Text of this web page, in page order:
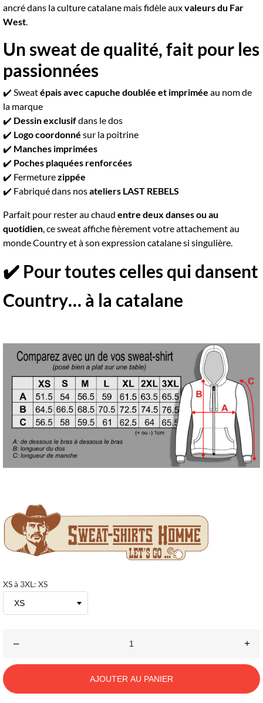
ancré dans la culture catalane mais fidèle auxvaleurs du Far
West.
Un sweat de qualité, fait pour les
passionnées
✔️ Sweatépais avec capuche doublée et imprimée au nom de
la marque
✔️ Dessin exclusifdans le dos
✔️ Logo coordonné sur la poitrine
✔️ Manches imprimées
✔️ Poches plaquées renforcées
✔️ Fermeturezippée
✔️ Fabriqué dans nosateliers LAST REBELS
Parfait pour rester au chaud entre deux danses ou au
quotidien, ce sweat affiche fièrement votre attachement au
monde Country et à son expression catalane si singulière.
✔️ Pour toutes celles qui dansent
Country… à la catalane
XS à 3XL: XS
– +
AJOUTER AU PANIER